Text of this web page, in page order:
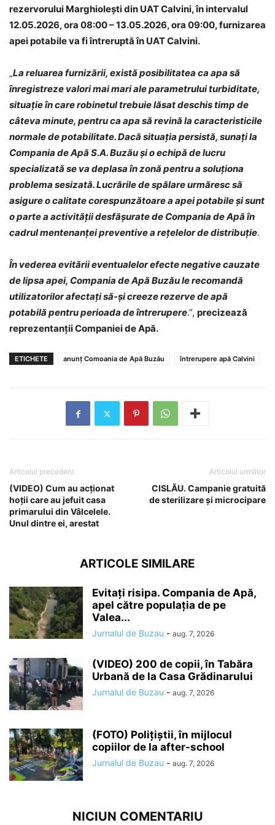
rezervorului Marghiolești din UAT Calvini, în intervalul
12.05.2026, ora 08:00 – 13.05.2026, ora 09:00, furnizarea
apei potabile va fi întreruptă în UAT Calvini.
„La reluarea furnizării, există posibilitatea ca apa să
înregistreze valori mai mari ale parametrului turbiditate,
situație în care robinetul trebuie lăsat deschis timp de
câteva minute, pentru ca apa să revină la caracteristicile
normale de potabilitate. Dacă situația persistă, sunați la
Compania de Apă S.A. Buzău și o echipă de lucru
specializată se va deplasa în zonă pentru a soluționa
problema sesizată. Lucrările de spălare urmăresc să
asigure o calitate corespunzătoare a apei potabile și sunt
o parte a activității desfășurate de Compania de Apă în
cadrul mentenanței preventive a rețelelor de distribuție.
În vederea evitării eventualelor efecte negative cauzate
de lipsa apei, Compania de Apă Buzău le recomandă
utilizatorilor afectați să-şi creeze rezerve de apă
potabilă pentru perioada de întrerupere.”, precizează
reprezentanții Companiei de Apă.
ETICHETE anunț Comoania de Apă Buzău întrerupere apă Calvini
Articolul precedent
(VIDEO) Cum au acționat
hoții care au jefuit casa
primarului din Vâlcelele.
Unul dintre ei, arestat
Articolul următor
CISLĂU. Campanie gratuită
de sterilizare și microcipare
ARTICOLE SIMILARE
Evitați risipa. Compania de Apă,
apel către populația de pe
Valea...
Jurnalul de Buzau - aug. 7, 2026
(VIDEO) 200 de copii, în Tabăra
Urbană de la Casa Grădinarului
Jurnalul de Buzau - aug. 7, 2026
(FOTO) Polițiștii, în mijlocul
copiilor de la after-school
Jurnalul de Buzau - aug. 7, 2026
NICIUN COMENTARIU